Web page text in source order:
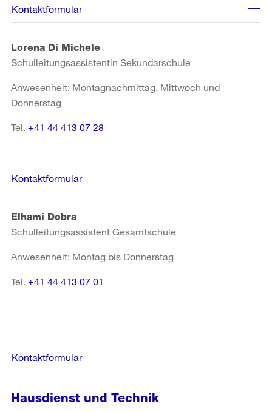
Kontaktformular
Lorena Di Michele
Schulleitungsassistentin Sekundarschule
Anwesenheit: Montagnachmittag, Mittwoch und
Donnerstag
Tel. +41 44 413 07 28
Kontaktformular
Elhami Dobra
Schulleitungsassistent Gesamtschule
Anwesenheit: Montag bis Donnerstag
Tel. +41 44 413 07 01
Kontaktformular
Hausdienst und Technik